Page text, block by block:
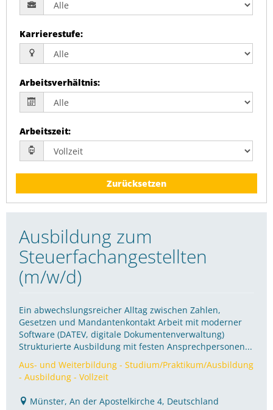
Karrierestufe:
Arbeitsverhältnis:
Arbeitszeit:
Zurücksetzen
Ausbildung zum
Steuerfachangestellten
(m/w/d)
Ein abwechslungsreicher Alltag zwischen Zahlen,
Gesetzen und Mandantenkontakt Arbeit mit moderner
Software (DATEV, digitale Dokumentenverwaltung)
Strukturierte Ausbildung mit festen Ansprechpersonen...
Aus- und Weiterbildung - Studium/Praktikum/Ausbildung
- Ausbildung - Vollzeit
Münster, An der Apostelkirche 4, Deutschland